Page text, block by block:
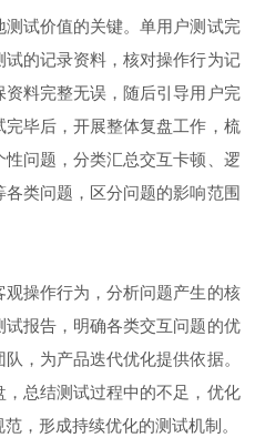
试价值的关键。单用户测试完
的记录资料，核对操作行为记
料完整无误，随后引导用户完
毕后，开展整体复盘工作，梳
问题，分类汇总交互卡顿、逻
类问题，区分问题的影响范围
操作行为，分析问题产生的核
报告，明确各类交互问题的优
，为产品迭代优化提供依据。
总结测试过程中的不足，优化
，形成持续优化的测试机制。